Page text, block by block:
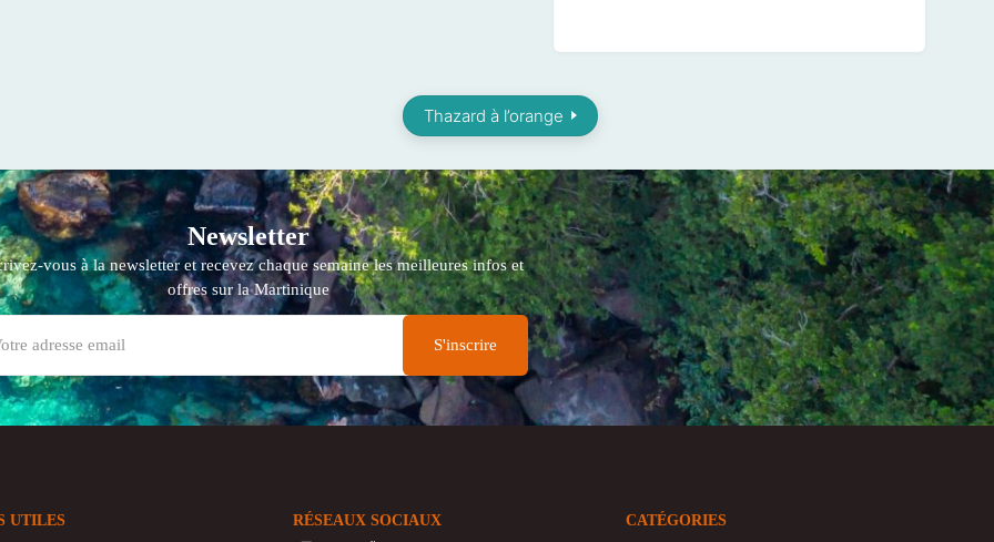
Thazard à l’orange
Newsletter
vous à la newsletter et recevez chaque semaine les meilleures infos et
offres sur la Martinique
UTILES RÉSEAUX SOCIAUX CATÉGORIES